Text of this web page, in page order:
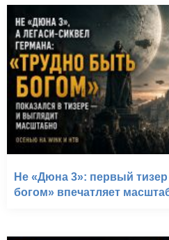
Не «Дюна 3»: первый
богом» впечатляет